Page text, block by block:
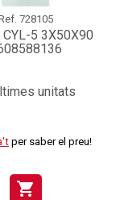
728105
CYL-5 3X50X90
unitats
per saber el preu!
shopping_cart